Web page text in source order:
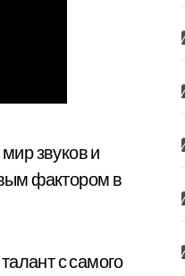
звуков и
фактором в
с самого